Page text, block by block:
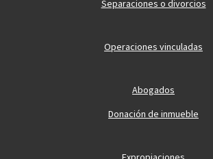
Separaciones o divorcios
Operaciones vinculadas
Abogados
Donación de inmueble